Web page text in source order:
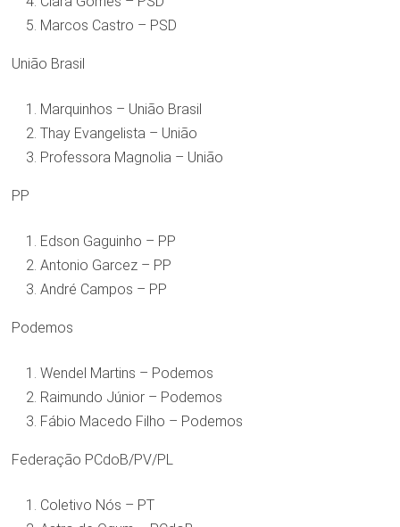
Marcos Castro – PSD
União Brasil
Marquinhos – União Brasil
Thay Evangelista – União
Professora Magnolia – União
PP
Edson Gaguinho – PP
Antonio Garcez – PP
André Campos – PP
Podemos
Wendel Martins – Podemos
Raimundo Júnior – Podemos
Fábio Macedo Filho – Podemos
Federação PCdoB/PV/PL
Coletivo Nós – PT